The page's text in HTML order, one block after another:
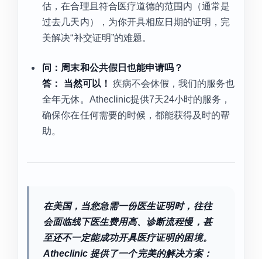
估，在合理且符合医疗道德的范围内（通常是
过去几天内），为你开具相应日期的证明，完
美解决“补交证明”的难题。
问：周末和公共假日也能申请吗？
答：
当然可以！ 疾病不会休假，我们的服务也
全年无休。Atheclinic提供7天24小时的服务，
确保你在任何需要的时候，都能获得及时的帮
助。
在美国，当您急需一份医生证明时，往往
会面临线下医生费用高、诊断流程慢，甚
至还不一定能成功开具医疗证明的困境。
Atheclinic 提供了一个完美的解决方案：